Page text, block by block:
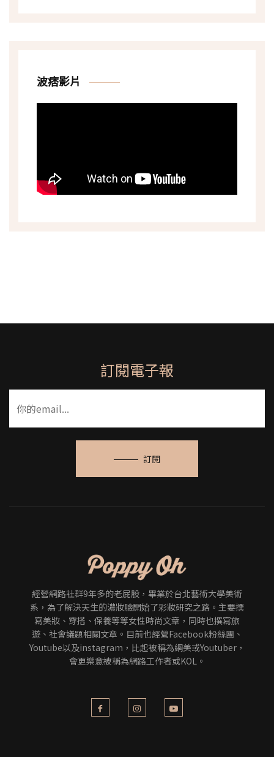
波痞影片
訂閱電子報
訂閱
經營網路社群9年多的老屁股，畢業於台北藝術大學美術
系，為了解決天生的濃妝臉開始了彩妝研究之路。主要撰
寫美妝、穿搭、保養等等女性時尚文章，同時也撰寫旅
遊、社會議題相關文章。目前也經營Facebook粉絲團、
Youtube以及instagram，比起被稱為網美或Youtuber，
會更樂意被稱為網路工作者或KOL。